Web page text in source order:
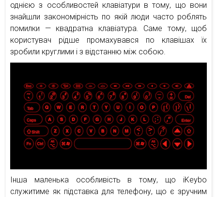
однією з особливостей клавіатури в тому, що вони
знайшли закономірність по якій люди часто роблять
помилки — квадратна клавіатура. Саме тому, щоб
користувач рідше промахувався по клавішах їх
зробили круглими і з відстанню між собою.
Інша маленька особливість в тому, що iKeybo
служитиме як підставка для телефону, що є зручним